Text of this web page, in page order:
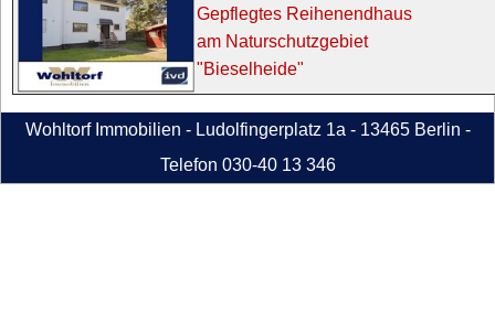
Gepflegtes Reihenendhaus
am Naturschutzgebiet
"Bieselheide"
Wohltorf Immobilien - Ludolfingerplatz 1a - 13465 Berlin -
Telefon 030-40 13 346